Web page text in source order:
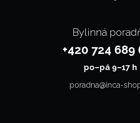
Bylinná
+420 724 689
po–⁠⁠⁠⁠⁠⁠pá 9–17 h
poradna@inca-